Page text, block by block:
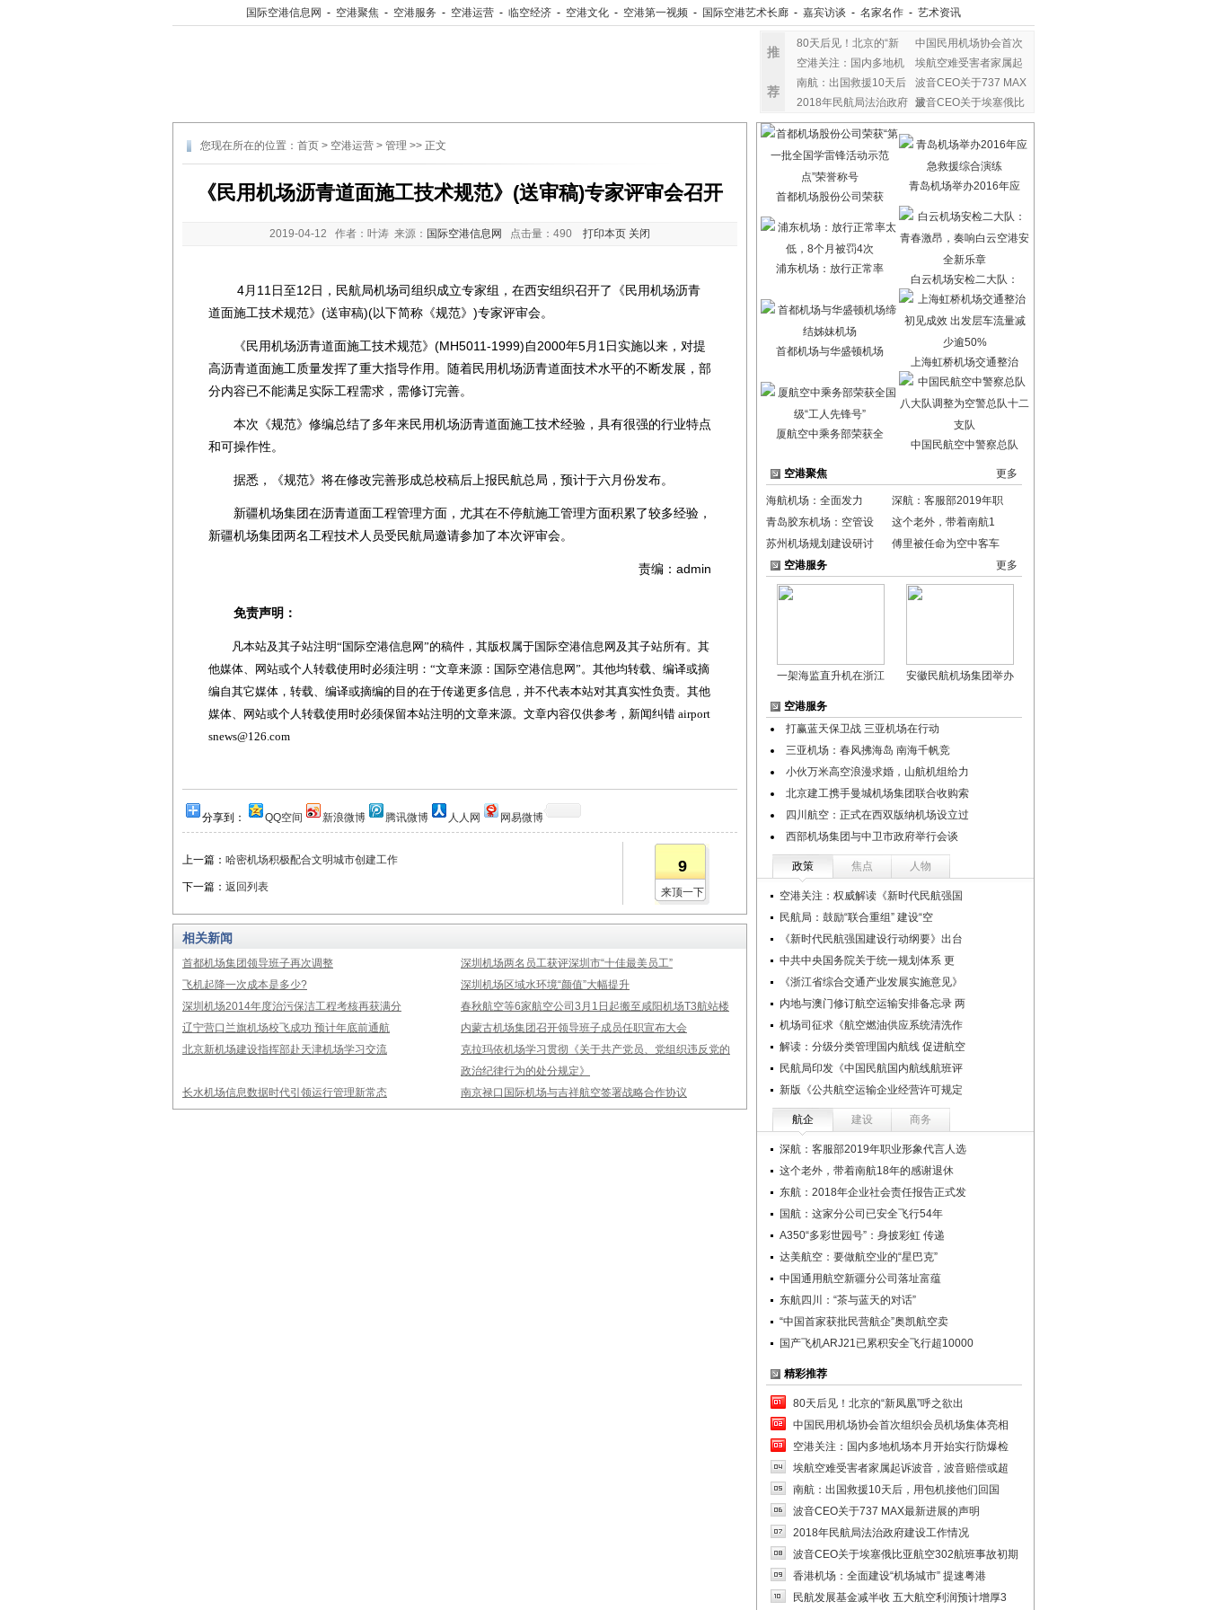
国际空港信息网 - 空港聚焦 - 空港服务 - 空港运营 - 临空经济 - 空港文化 - 空港第一视频 - 国际空港艺术长廊 - 嘉宾访谈 - 名家名作 - 艺术资讯
推
荐
80天后见！北京的“新
中国民用机场协会首次
空港关注：国内多地机
埃航空难受害者家属起
南航：出国救援10天后
波音CEO关于737 MAX
最
2018年民航局法治政府 波音CEO关于埃塞俄比
亚
您现在所在的位置： 首页 > 空港运营 > 管理 >> 正文
《民用机场沥青道面施工技术规范》(送审稿)专家评审会召开
2019-04-12 作者：叶涛 来源： 国际空港信息网 点击量： 490 打印本页 关闭
4月11日至12日，民航局机场司组织成立专家组，在西安组织召开了《民用机场沥青
道面施工技术规范》(送审稿)(以下简称《规范》)专家评审会。
《民用机场沥青道面施工技术规范》(MH5011-1999)自2000年5月1日实施以来，对提
高沥青道面施工质量发挥了重大指导作用。随着民用机场沥青道面技术水平的不断发展，部
分内容已不能满足实际工程需求，需修订完善。
本次《规范》修编总结了多年来民用机场沥青道面施工技术经验，具有很强的行业特点
和可操作性。
据悉，《规范》将在修改完善形成总校稿后上报民航总局，预计于六月份发布。
新疆机场集团在沥青道面工程管理方面，尤其在不停航施工管理方面积累了较多经验，
新疆机场集团两名工程技术人员受民航局邀请参加了本次评审会。
责编：admin
免责声明：
凡本站及其子站注明“国际空港信息网”的稿件，其版权属于国际空港信息网及其子站所有。其
他媒体、网站或个人转载使用时必须注明：“文章来源：国际空港信息网”。其他均转载、编译或摘
编自其它媒体，转载、编译或摘编的目的在于传递更多信息，并不代表本站对其真实性负责。其他
媒体、网站或个人转载使用时必须保留本站注明的文章来源。文章内容仅供参考，新闻纠错 airport
snews@126.com
分享到： QQ空间 新浪微博 腾讯微博 人人网 网易微博
上一篇： 哈密机场积极配合文明城市创建工作
下一篇： 返回列表
9
来顶一下
相关新闻
首都机场集团领导班子再次调整
深圳机场两名员工获评深圳市“十佳最美员工”
飞机起降一次成本是多少?
深圳机场区域水环境“颜值”大幅提升
深圳机场2014年度治污保洁工程考核再获满分
春秋航空等6家航空公司3月1日起搬至咸阳机场T3航站楼
辽宁营口兰旗机场校飞成功 预计年底前通航
内蒙古机场集团召开领导班子成员任职宣布大会
北京新机场建设指挥部赴天津机场学习交流
克拉玛依机场学习贯彻《关于共产党员、党组织违反党的
政治纪律行为的处分规定》
长水机场信息数据时代引领运行管理新常态
南京禄口国际机场与吉祥航空签署战略合作协议
首都机场股份公司荣获
青岛机场举办2016年应
浦东机场：放行正常率
白云机场安检二大队：
首都机场与华盛顿机场
上海虹桥机场交通整治
厦航空中乘务部荣获全
中国民航空中警察总队
空港聚焦 更多
海航机场：全面发力
深航：客服部2019年职
青岛胶东机场：空管设
这个老外，带着南航1
苏州机场规划建设研讨
傅里被任命为空中客车
空港服务
更多
一架海监直升机在浙江 安徽民航机场集团举办
空港服务
打赢蓝天保卫战 三亚机场在行动
三亚机场：春风拂海岛 南海千帆竞
小伙万米高空浪漫求婚，山航机组给力
北京建工携手曼城机场集团联合收购索
四川航空：正式在西双版纳机场设立过
西部机场集团与中卫市政府举行会谈
政策 焦点 人物
空港关注：权威解读《新时代民航强国
民航局：鼓励“联合重组” 建设“空
《新时代民航强国建设行动纲要》出台
中共中央国务院关于统一规划体系 更
《浙江省综合交通产业发展实施意见》
内地与澳门修订航空运输安排备忘录 两
机场司征求《航空燃油供应系统清洗作
解读：分级分类管理国内航线 促进航空
民航局印发《中国民航国内航线航班评
新版《公共航空运输企业经营许可规定
航企 建设 商务
深航：客服部2019年职业形象代言人选
这个老外，带着南航18年的感谢退休
东航：2018年企业社会责任报告正式发
国航：这家分公司已安全飞行54年
A350“多彩世园号”：身披彩虹 传递
达美航空：要做航空业的“星巴克”
中国通用航空新疆分公司落址富蕴
东航四川：“茶与蓝天的对话”
“中国首家获批民营航企”奥凯航空卖
国产飞机ARJ21已累积安全飞行超10000
精彩推荐
80天后见！北京的“新凤凰”呼之欲出
中国民用机场协会首次组织会员机场集体亮相
空港关注：国内多地机场本月开始实行防爆检
埃航空难受害者家属起诉波音，波音赔偿或超
南航：出国救援10天后，用包机接他们回国
波音CEO关于737 MAX最新进展的声明
2018年民航局法治政府建设工作情况
波音CEO关于埃塞俄比亚航空302航班事故初期
香港机场：全面建设“机场城市” 提速粤港
民航发展基金减半收 五大航空利润预计增厚3